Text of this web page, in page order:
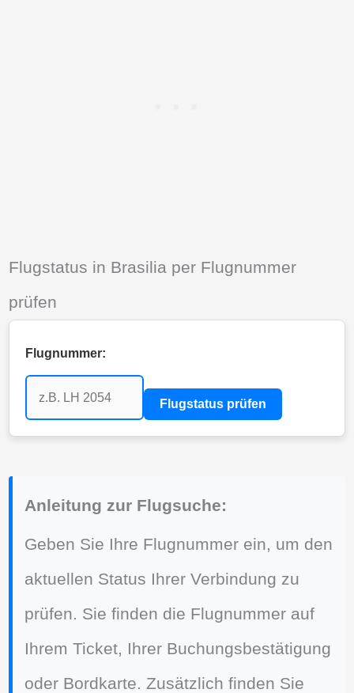
Flugstatus in Brasilia per Flugnummer
prüfen
Flugnummer:
Flugstatus prüfen
Anleitung zur Flugsuche:
Geben Sie Ihre Flugnummer ein, um den
aktuellen Status Ihrer Verbindung zu
prüfen. Sie finden die Flugnummer auf
Ihrem Ticket, Ihrer Buchungsbestätigung
oder Bordkarte. Zusätzlich finden Sie